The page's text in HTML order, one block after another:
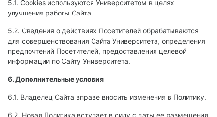
5.1. Cookies используются Университетом в целях
улучшения работы Сайта.
5.2. Сведения о действиях Посетителей обрабатываются
для совершенствования Сайта Университета, определения
предпочтений Посетителей, предоставления целевой
информации по Сайту Университета.
6. Дополнительные условия
6.1. Владелец Сайта вправе вносить изменения в Политику.
6.2. Новая Политика вступает в силу с даты ее размещения